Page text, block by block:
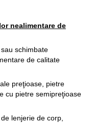
nealimentare de
schimbate
de calitate
preţioase, pietre
cu pietre semipreţioase
lenjerie de corp,